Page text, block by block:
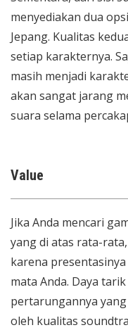
menyediakan dua
Jepang. Kualitas
setiap karakternya.
masih menjadi
akan sangat jarang
suara selama
Value
Jika Anda mencari
yang di atas rata-
karena
mata Anda. Daya
pertarungannya
oleh kualitas